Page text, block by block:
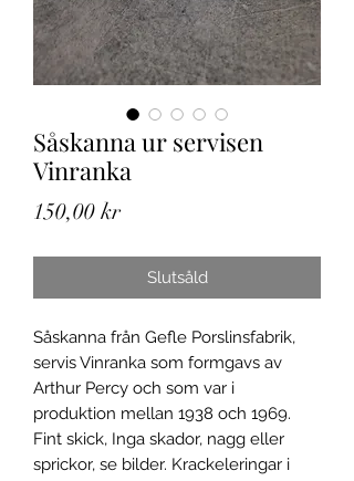
Såskanna ur servisen
Vinranka
150,00 krPris
Slutsåld
Såskanna från Gefle Porslinsfabrik,
servis Vinranka som formgavs av
Arthur Percy och som var i
produktion mellan 1938 och 1969.
Fint skick, Inga skador, nagg eller
sprickor, se bilder. Krackeleringar i